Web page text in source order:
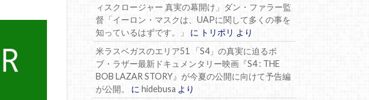
ィスクロージャー 真実の幕開け」ダン・ファラー監
督「イーロン・マスクは、UAPに関して多くの事を
知っているはずです。」
に トリポリ より
米ラスベガスのエリア51 「S4」の真実に迫るボ
ブ・ラザー最新ドキュメンタリー映画『S4 : THE
BOB LAZAR STORY』が今夏の公開に向けて予告編
が公開。
にhidebusa より